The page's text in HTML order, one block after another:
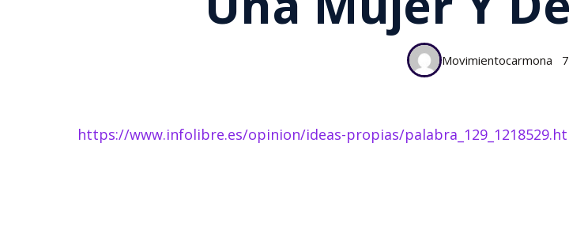
Movimientocarmona
https://www.infolibre.es/opinion/ideas-propias/